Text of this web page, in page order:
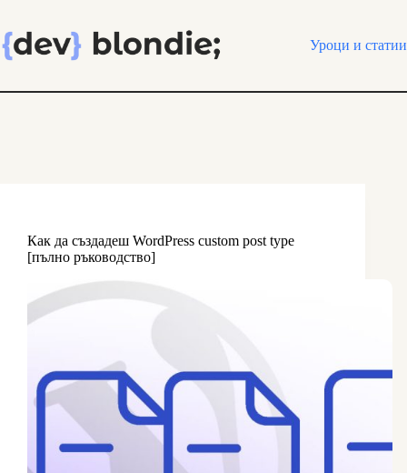
content
Уроци и статии
Как да създадеш WordPress custom post type
[пълно ръководство]